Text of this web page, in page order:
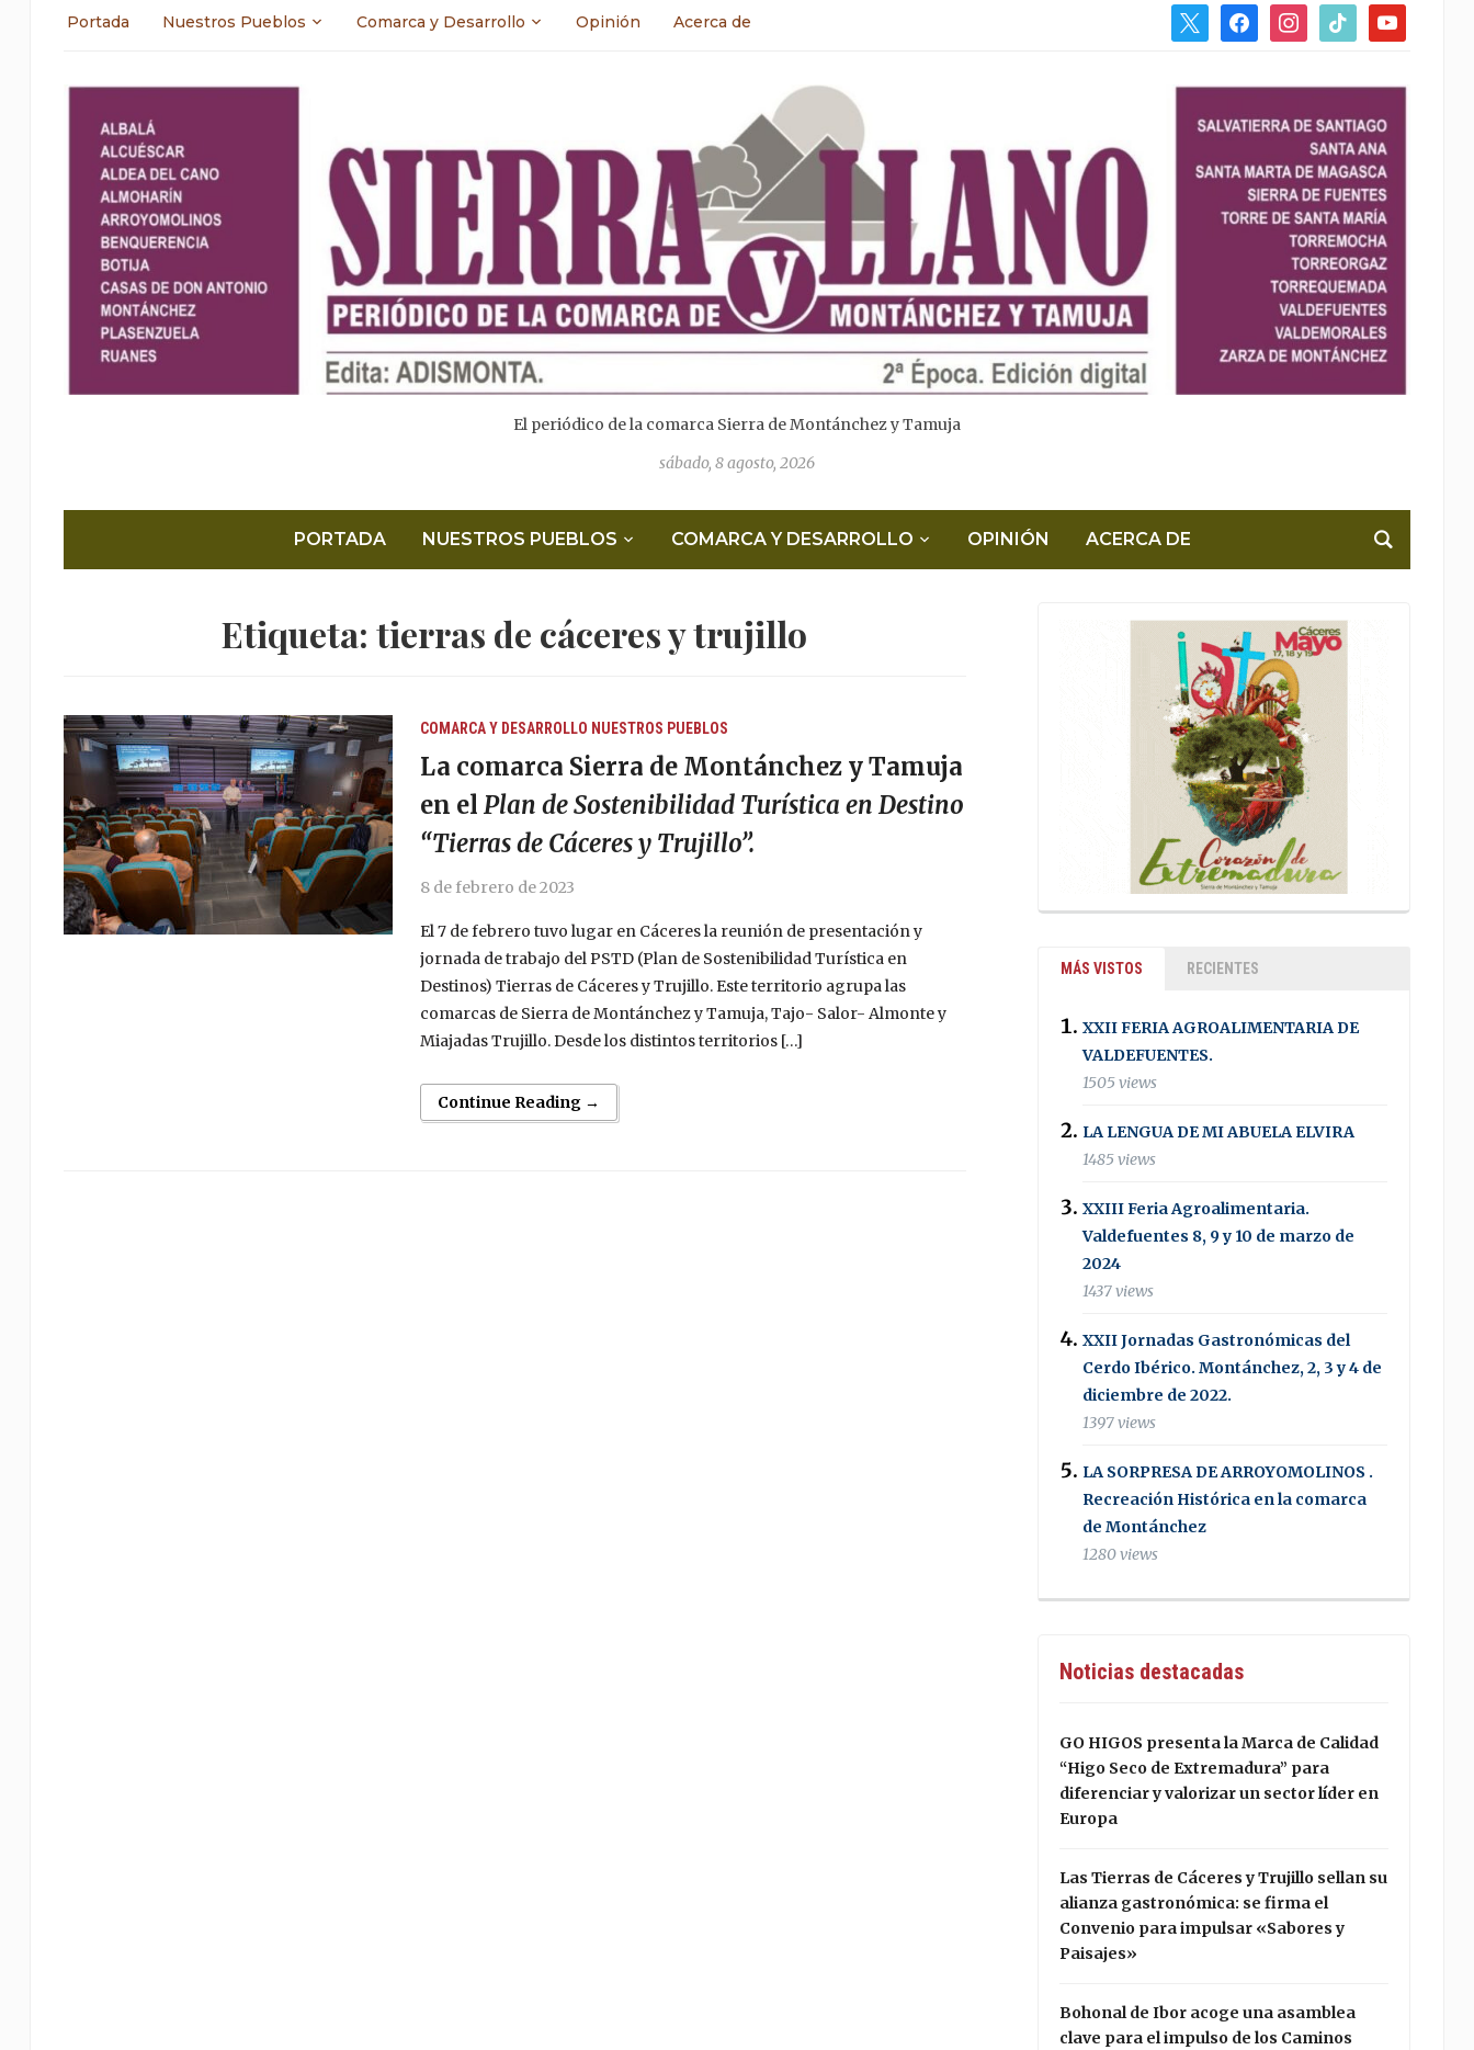
facebookinstagram
tiktok youtube
Portada Nuestros Pueblos Comarca y Desarrollo Opinión Acerca de
El periódico de la comarca Sierra de Montánchez y Tamuja
sábado, 8 agosto, 2026
PORTADA NUESTROS PUEBLOS COMARCA Y DESARROLLO OPINIÓN ACERCA DE
Etiqueta:tierras de cáceres y trujillo
COMARCA Y DESARROLLO NUESTROS PUEBLOS
La comarca Sierra de Montánchez y Tamuja
en el Plan de Sostenibilidad Turística en Destino
“Tierras de Cáceres y Trujillo”.
8 de febrero de 2023
El 7 de febrero tuvo lugar en Cáceres la reunión de presentación y
jornada de trabajo del PSTD (Plan de Sostenibilidad Turística en
Destinos) Tierras de Cáceres y Trujillo. Este territorio agrupa las
comarcas de Sierra de Montánchez y Tamuja, Tajo- Salor- Almonte y
Miajadas Trujillo. Desde los distintos territorios […]
Continue Reading →
MÁS VISTOS RECIENTES
XXII FERIA AGROALIMENTARIA DE
VALDEFUENTES.
1505 views
LA LENGUA DE MI ABUELA ELVIRA
1485 views
XXIII Feria Agroalimentaria.
Valdefuentes 8, 9 y 10 de marzo de
2024
1437 views
XXII Jornadas Gastronómicas del
Cerdo Ibérico. Montánchez, 2, 3 y 4 de
diciembre de 2022.
1397 views
LA SORPRESA DE ARROYOMOLINOS .
Recreación Histórica en la comarca
de Montánchez
1280 views
Noticias destacadas
GO HIGOS presenta la Marca de Calidad
“Higo Seco de Extremadura” para
diferenciar y valorizar un sector líder en
Europa
Las Tierras de Cáceres y Trujillo sellan su
alianza gastronómica: se firma el
Convenio para impulsar «Sabores y
Paisajes»
Bohonal de Ibor acoge una asamblea
clave para el impulso de los Caminos